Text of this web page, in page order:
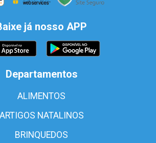
já nosso APP
Departamentos
ALIMENTOS
ARTIGOS NATALINOS
BRINQUEDOS